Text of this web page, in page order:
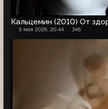
Кальцемин (2010) От
5 мая 2026, 20:44 346